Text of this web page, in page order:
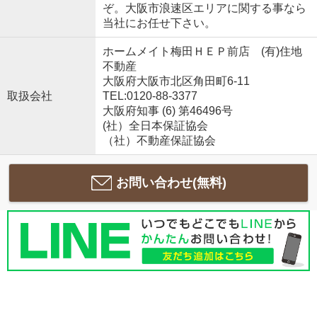
ぞ。大阪市浪速区エリアに関する事なら
当社にお任せ下さい。
取扱会社
ホームメイト梅田ＨＥＰ前店 (有)住地
不動産
大阪府大阪市北区角田町6-11
TEL:0120-88-3377
大阪府知事 (6) 第46496号
(社）全日本保証協会
（社）不動産保証協会
お問い合わせ(無料)